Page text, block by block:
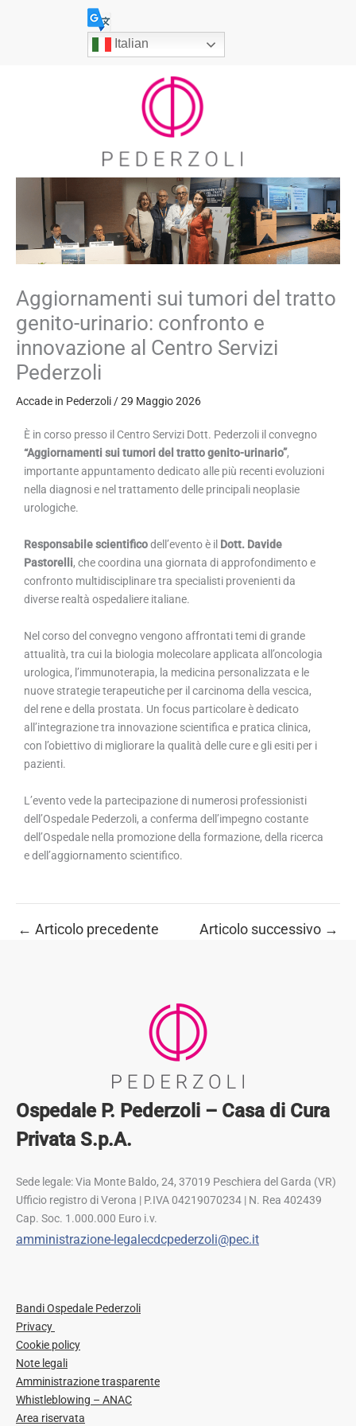
Italian
Aggiornamenti sui tumori del tratto
genito-urinario: confronto e
innovazione al Centro Servizi
Pederzoli
Accade in Pederzoli/29 Maggio 2026
È in corso presso il Centro Servizi Dott. Pederzoli il convegno
“Aggiornamenti sui tumori del tratto genito-urinario”,
importante appuntamento dedicato alle più recenti evoluzioni
nella diagnosi e nel trattamento delle principali neoplasie
urologiche.
Responsabile scientificodell’evento è il Dott. Davide
Pastorelli, che coordina una giornata di approfondimento e
confronto multidisciplinare tra specialisti provenienti da
diverse realtà ospedaliere italiane.
Nel corso del convegno vengono affrontati temi di grande
attualità, tra cui la biologia molecolare applicata all’oncologia
urologica, l’immunoterapia, la medicina personalizzata e le
nuove strategie terapeutiche per il carcinoma della vescica,
del rene e della prostata. Un focus particolare è dedicato
all’integrazione tra innovazione scientifica e pratica clinica,
con l’obiettivo di migliorare la qualità delle cure e gli esiti per i
pazienti.
L’evento vede la partecipazione di numerosi professionisti
dell’Ospedale Pederzoli, a conferma dell’impegno costante
dell’Ospedale nella promozione della formazione, della ricerca
e dell’aggiornamento scientifico.
← Articolo precedente Articolo successivo →
Ospedale P. Pederzoli – Casa di Cura
Privata S.p.A.
Sede legale: Via Monte Baldo, 24, 37019 Peschiera del Garda (VR)
Ufficio registro di Verona | P.IVA 04219070234 | N. Rea 402439
Cap. Soc. 1.000.000 Euro i.v.
amministrazione-legalecdcpederzoli@pec.it
Bandi Ospedale Pederzoli
Privacy
Cookie policy
Note legali
Amministrazione trasparente
Whistleblowing – ANAC
Area riservata